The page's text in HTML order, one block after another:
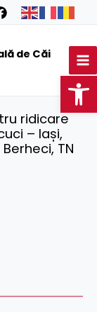
de Căi
ridicare
– Iași,
TN